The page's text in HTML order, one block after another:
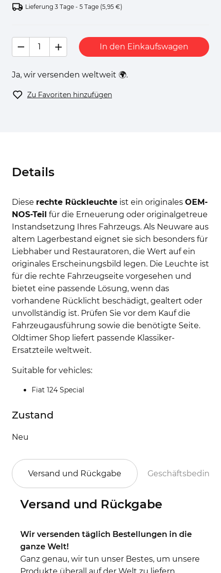
Lieferung 3 Tage - 5 Tage (5,95 €)
In den Einkaufswagen
Ja, wir versenden weltweit 🌍.
Zu Favoriten hinzufügen
Details
Diese rechte Rückleuchte ist ein originales OEM-
NOS-Teil für die Erneuerung oder originalgetreue
Instandsetzung Ihres Fahrzeugs. Als Neuware aus
altem Lagerbestand eignet sie sich besonders für
Liebhaber und Restauratoren, die Wert auf ein
originales Erscheinungsbild legen. Die Leuchte ist
für die rechte Fahrzeugseite vorgesehen und
bietet eine passende Lösung, wenn das
vorhandene Rücklicht beschädigt, gealtert oder
unvollständig ist. Prüfen Sie vor dem Kauf die
Fahrzeugausführung sowie die benötigte Seite.
Oldtimer Shop liefert passende Klassiker-
Ersatzteile weltweit.
Suitable for vehicles:
Fiat 124 Special
Zustand
Neu
Versand und Rückgabe
Versand und Rückgabe
Wir versenden täglich Bestellungen in die
ganze Welt!
Ganz genau, wir tun unser Bestes, um unsere